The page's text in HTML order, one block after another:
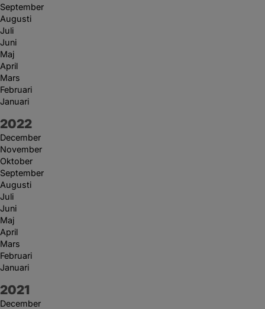
September
Augusti
Juli
Juni
Maj
April
Mars
Februari
Januari
År:
2022
December
November
Oktober
September
Augusti
Juli
Juni
Maj
April
Mars
Februari
Januari
År:
2021
December